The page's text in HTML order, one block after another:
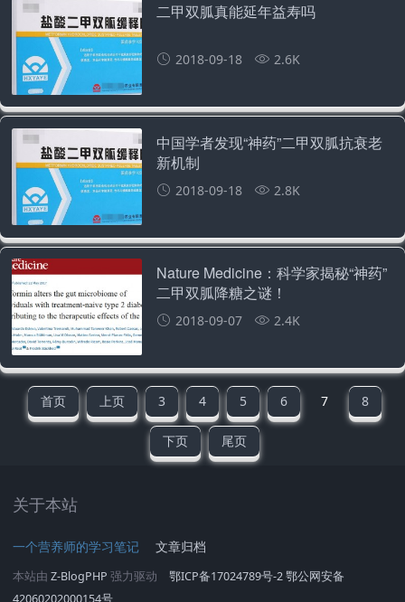
二甲双胍真能延年益寿吗
2018-09-18 2.6K
中国学者发现“神药”二甲双胍抗衰老
新机制
2018-09-18 2.8K
Nature Medicine：科学家揭秘“神药”
二甲双胍降糖之谜！
2018-09-07 2.4K
首页 上页 3 4 5 6 7 8
下页 尾页
关于本站
一个营养师的学习笔记 文章归档
本站由 Z-BlogPHP 强力驱动 鄂ICP备17024789号-2 鄂公网安备
42060202000154号